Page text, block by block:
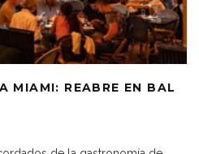
MIAMI: REABRE EN BAL